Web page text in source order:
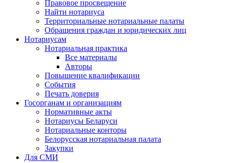
Правовое просвещение
Найти нотариуса
Территориальные нотариальные палаты
Обращения граждан и юридических лиц
Нотариусам
Нотариальная практика
Все материалы
Авторы
Повышение квалификации
События
Печать доверия
Госорганам и организациям
Нормативные акты
Нотариусы Беларуси
Нотариальные конторы
Белорусская нотариальная палата
Закупки
Для СМИ